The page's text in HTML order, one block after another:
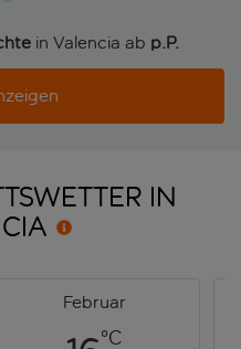
in Valencia ab p.P.
IN
Februar
°C